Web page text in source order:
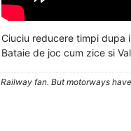
Ciuciu reducere timpi dupa
Bataie de joc cum zice si
Railway fan. But motorways